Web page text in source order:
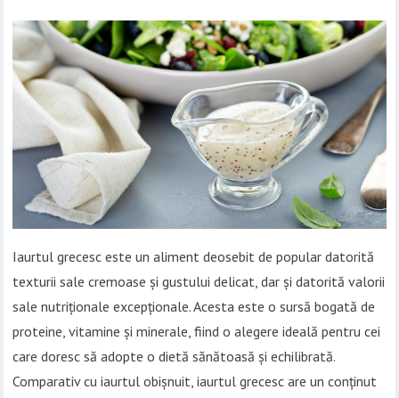
Iaurtul grecesc este un aliment deosebit de popular datorită
texturii sale cremoase și gustului delicat, dar și datorită valorii
sale nutriționale excepționale. Acesta este o sursă bogată de
proteine, vitamine și minerale, fiind o alegere ideală pentru cei
care doresc să adopte o dietă sănătoasă și echilibrată.
Comparativ cu iaurtul obișnuit, iaurtul grecesc are un conținut